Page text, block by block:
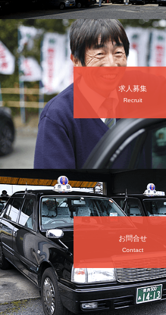
求人募集
Recruit
お問合せ
Contact